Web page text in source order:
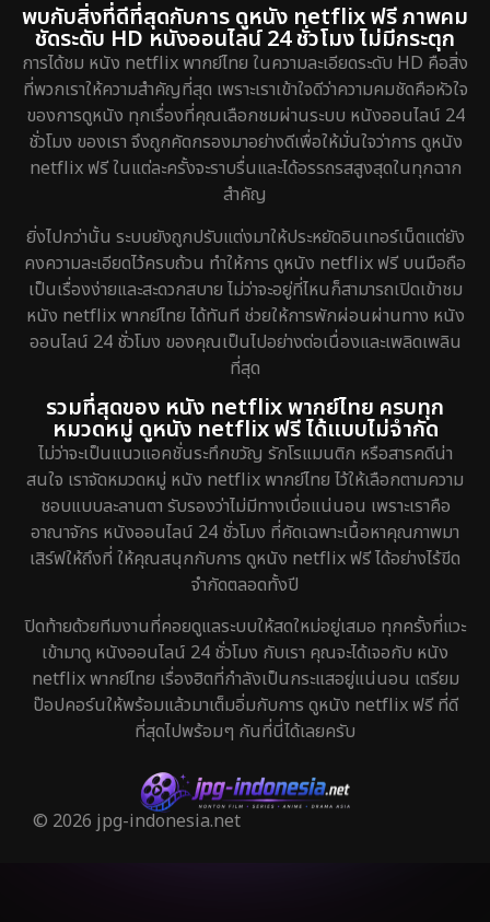
พบกับสิ่งที่ดีที่สุดกับการ ดูหนัง netflix ฟรี ภาพคม
ชัดระดับ HD หนังออนไลน์ 24 ชั่วโมง ไม่มีกระตุก
การได้ชม หนัง netflix พากย์ไทย ในความละเอียดระดับ HD คือสิ่ง
ที่พวกเราให้ความสำคัญที่สุด เพราะเราเข้าใจดีว่าความคมชัดคือหัวใจ
ของการดูหนัง ทุกเรื่องที่คุณเลือกชมผ่านระบบ หนังออนไลน์ 24
ชั่วโมง ของเรา จึงถูกคัดกรองมาอย่างดีเพื่อให้มั่นใจว่าการ ดูหนัง
netflix ฟรี ในแต่ละครั้งจะราบรื่นและได้อรรถรสสูงสุดในทุกฉาก
สำคัญ
ยิ่งไปกว่านั้น ระบบยังถูกปรับแต่งมาให้ประหยัดอินเทอร์เน็ตแต่ยัง
คงความละเอียดไว้ครบถ้วน ทำให้การ ดูหนัง netflix ฟรี บนมือถือ
เป็นเรื่องง่ายและสะดวกสบาย ไม่ว่าจะอยู่ที่ไหนก็สามารถเปิดเข้าชม
หนัง netflix พากย์ไทย ได้ทันที ช่วยให้การพักผ่อนผ่านทาง หนัง
ออนไลน์ 24 ชั่วโมง ของคุณเป็นไปอย่างต่อเนื่องและเพลิดเพลิน
ที่สุด
รวมที่สุดของ หนัง netflix พากย์ไทย ครบทุก
หมวดหมู่ ดูหนัง netflix ฟรี ได้แบบไม่จำกัด
ไม่ว่าจะเป็นแนวแอคชั่นระทึกขวัญ รักโรแมนติก หรือสารคดีน่า
สนใจ เราจัดหมวดหมู่ หนัง netflix พากย์ไทย ไว้ให้เลือกตามความ
ชอบแบบละลานตา รับรองว่าไม่มีทางเบื่อแน่นอน เพราะเราคือ
อาณาจักร หนังออนไลน์ 24 ชั่วโมง ที่คัดเฉพาะเนื้อหาคุณภาพมา
เสิร์ฟให้ถึงที่ ให้คุณสนุกกับการ ดูหนัง netflix ฟรี ได้อย่างไร้ขีด
จำกัดตลอดทั้งปี
ปิดท้ายด้วยทีมงานที่คอยดูแลระบบให้สดใหม่อยู่เสมอ ทุกครั้งที่แวะ
เข้ามาดู หนังออนไลน์ 24 ชั่วโมง กับเรา คุณจะได้เจอกับ หนัง
netflix พากย์ไทย เรื่องฮิตที่กำลังเป็นกระแสอยู่แน่นอน เตรียม
ป๊อปคอร์นให้พร้อมแล้วมาเต็มอิ่มกับการ ดูหนัง netflix ฟรี ที่ดี
ที่สุดไปพร้อมๆ กันที่นี่ได้เลยครับ
© 2026 jpg-indonesia.net